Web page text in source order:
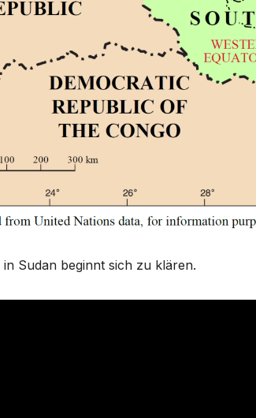
in Sudan beginnt sich zu klären.